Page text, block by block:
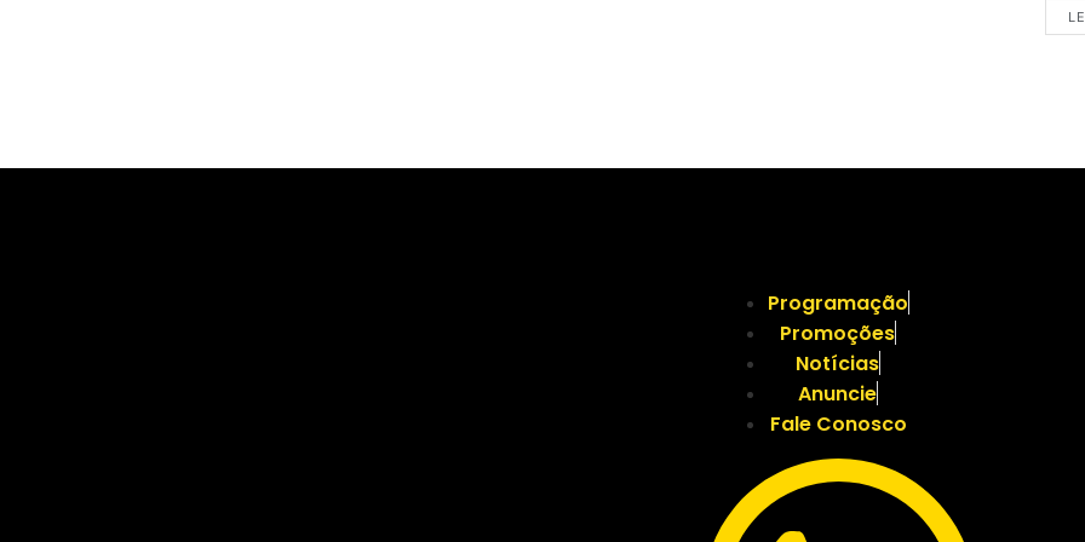
Programação
Promoções
Notícias
Anuncie
Fale Conosco